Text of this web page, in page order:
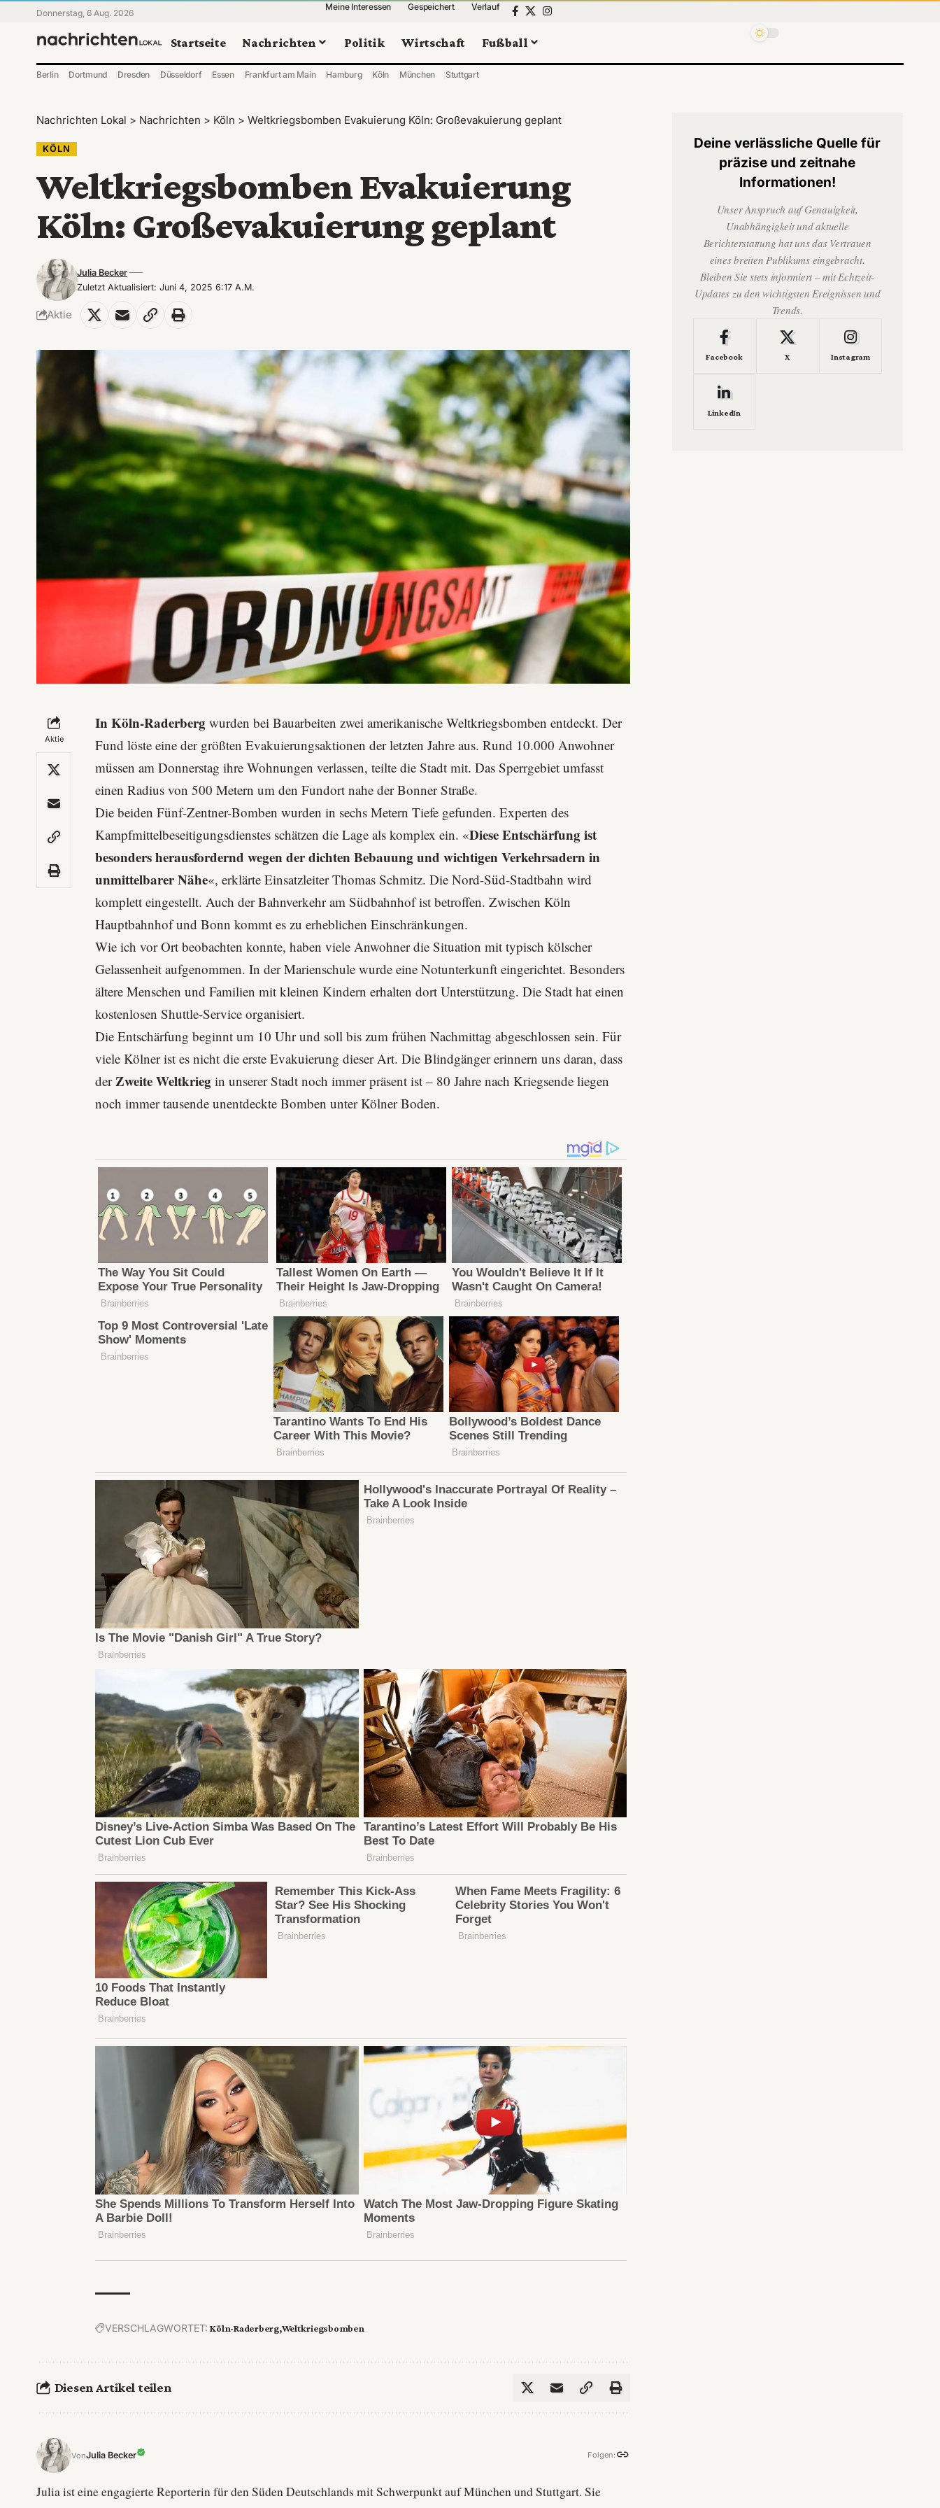
Donnerstag, 6 Aug. 2026
Meine Interessen Gespeichert Verlauf
Startseite Nachrichten Politik Wirtschaft Fußball
Berlin Dortmund Dresden Düsseldorf Essen Frankfurt am Main Hamburg Köln München Stuttgart
Nachrichten Lokal > Nachrichten > Köln > Weltkriegsbomben Evakuierung Köln: Großevakuierung geplant
KÖLN
Weltkriegsbomben Evakuierung
Köln: Großevakuierung geplant
Zuletzt Aktualisiert: Juni 4, 2025 6:17 A.m.
Julia Becker
Aktie
Aktie
In Köln-Raderberg wurden bei Bauarbeiten zwei amerikanische Weltkriegsbomben entdeckt. Der
Fund löste eine der größten Evakuierungsaktionen der letzten Jahre aus. Rund 10.000 Anwohner
müssen am Donnerstag ihre Wohnungen verlassen, teilte die Stadt mit. Das Sperrgebiet umfasst
einen Radius von 500 Metern um den Fundort nahe derBonner Straße.
Die beiden Fünf-Zentner-Bomben wurden in sechs Metern Tiefe gefunden. Experten des
Kampfmittelbeseitigungsdienstes schätzen die Lage als komplex ein. «Diese Entschärfung ist
besonders herausfordernd wegen der dichten Bebauung und wichtigen Verkehrsadern in
unmittelbarer Nähe«, erklärte Einsatzleiter Thomas Schmitz. DieNord-Süd-Stadtbahn wird
komplett eingestellt. Auch der Bahnverkehr am Südbahnhof ist betroffen. Zwischen Köln
Hauptbahnhof und Bonn kommt es zu erheblichen Einschränkungen.
Wie ich vor Ort beobachten konnte, haben viele Anwohner die Situation mit typisch kölscher
Gelassenheit aufgenommen. In derMarienschule wurde eine Notunterkunft eingerichtet. Besonders
ältere Menschen und Familien mit kleinen Kindern erhalten dort Unterstützung. Die Stadt hat einen
kostenlosen Shuttle-Service organisiert.
Die Entschärfung beginnt um 10 Uhr und soll bis zum frühen Nachmittag abgeschlossen sein. Für
viele Kölner ist es nicht die erste Evakuierung dieser Art. Die Blindgänger erinnern uns daran, dass
derZweite Weltkrieg in unserer Stadt noch immer präsent ist – 80 Jahre nach Kriegsende liegen
noch immer tausende unentdeckte Bomben unter Kölner Boden.
VERSCHLAGWORTET: Köln-Raderberg Weltkriegsbomben
Diesen Artikel teilen
VonJulia Becker Folgen:
Julia ist eine engagierte Reporterin für den Süden Deutschlands mit Schwerpunkt auf München und Stuttgart. Sie
Deine verlässliche Quelle für
präzise und zeitnahe
Informationen!
Unser Anspruch auf Genauigkeit,
Unabhängigkeit und aktuelle
Berichterstattung hat uns das Vertrauen
eines breiten Publikums eingebracht.
Bleiben Sie stets informiert – mit Echtzeit-
Updates zu den wichtigsten Ereignissen und
Trends.
Facebook X Instagram
LinkedIn